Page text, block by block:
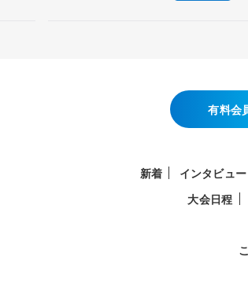
有料会
新着 インタビュー
大会日程